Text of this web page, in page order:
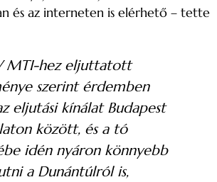
és az interneten is elérhető – tette
MTI-hez eljuttatott
szerint érdemben
eljutási kínálat Budapest
között, és a tó
idén nyáron könnyebb
a Dunántúlról is,